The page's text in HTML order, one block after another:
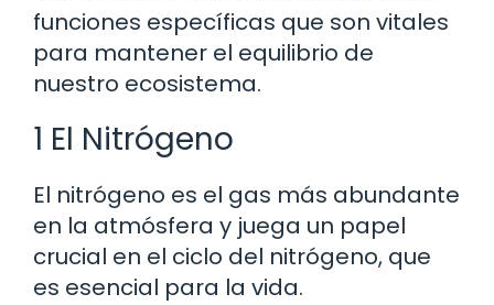
funciones específicas que son vitales
para mantener el equilibrio de
nuestro ecosistema.
1 El Nitrógeno
El nitrógeno es el gas más abundante
en la atmósfera y juega un papel
crucial en el ciclo del nitrógeno, que
es esencial para la vida.